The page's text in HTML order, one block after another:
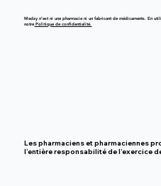
Les pharmaciens et pharmaciennes
l’entière responsabilité de l’exercice
Medzy n’est ni une pharmacie ni un fabricant de médicaments. En
notrePolitique de confidentialité.